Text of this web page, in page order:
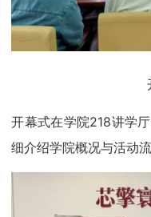
开幕式在学院218讲学
细介绍学院概况与活动流